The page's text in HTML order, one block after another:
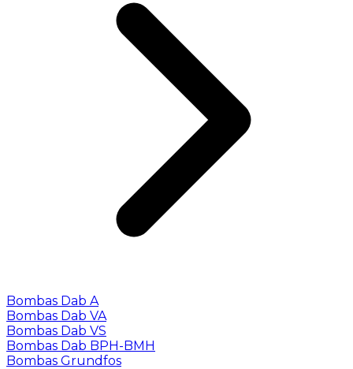
Bombas Dab A
Bombas Dab VA
Bombas Dab VS
Bombas Dab BPH-BMH
Bombas Grundfos